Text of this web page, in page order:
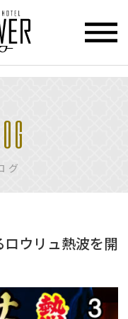
グ
ウリュ熱波を開